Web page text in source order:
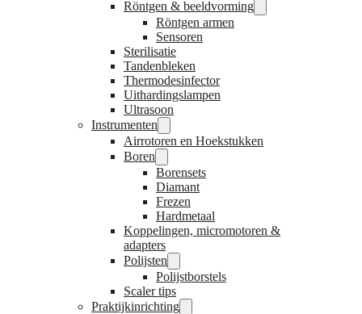
Röntgen & beeldvorming
Röntgen armen
Sensoren
Sterilisatie
Tandenbleken
Thermodesinfector
Uithardingslampen
Ultrasoon
Instrumenten
Airrotoren en Hoekstukken
Boren
Borensets
Diamant
Frezen
Hardmetaal
Koppelingen, micromotoren &
adapters
Polijsten
Polijstborstels
Scaler tips
Praktijkinrichting